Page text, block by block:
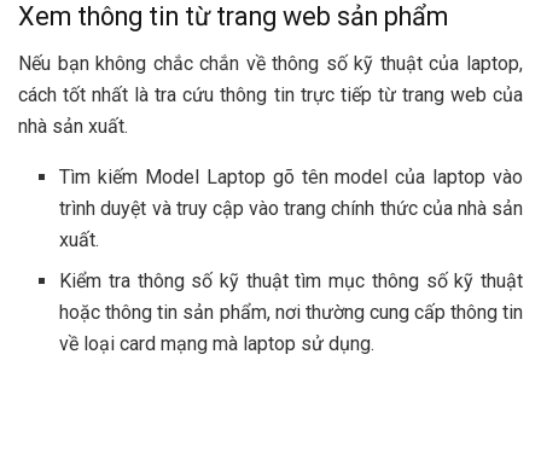
Xem thông tin từ trang web sản phẩm
Nếu bạn không chắc chắn về thông số kỹ thuật của laptop,
cách tốt nhất là tra cứu thông tin trực tiếp từ trang web của
nhà sản xuất.
Tìm kiếm Model Laptop gõ tên model của laptop vào
trình duyệt và truy cập vào trang chính thức của nhà sản
xuất.
Kiểm tra thông số kỹ thuật tìm mục thông số kỹ thuật
hoặc thông tin sản phẩm, nơi thường cung cấp thông tin
về loại card mạng mà laptop sử dụng.